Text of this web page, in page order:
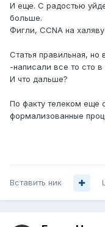
И еще. С радостью
больше.
Фигли, CCNA на
Статья правильная, но
-написали все то сто
И что дальше?
По факту телеком еще
формализованные
Вставить ник